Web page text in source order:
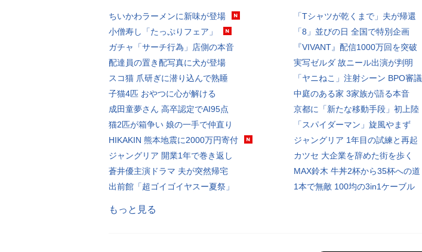
ちいかわラーメンに新味が登場
小僧寿し「たっぷりフェア」
ガチャ「サーチ行為」店側の本音
配達員の置き配写真に犬が登場
スコ猫 爪研ぎに潜り込んで熟睡
子猫4匹 おやつに心が解ける
成田童夢さん 高卒認定でAI95点
猫2匹が箱争い 娘の一手で仲直り
HIKAKIN 熊本地震に2000万円寄付
ジャングリア 開業1年で巻き返し
蒼井優主演ドラマ 夫が突然帰宅
出前館「超ゴイゴイヤスー夏祭」
「Tシャツが乾くまで」夫が帰還
「8」並びの日 全国で特別企画
『VIVANT』配信1000万回を突破
実写ゼルダ 故ニール出演が判明
「ヤニねこ」注射シーン BPO審議
中庭のある家 3家族が語る本音
京都に「新たな移動手段」初上陸
「スパイダーマン」旋風やまず
ジャングリア 1年目の試練と再起
カツセ 大企業を辞めた街を歩く
MAX鈴木 牛丼2杯から35杯への道
1本で無敵 100均の3in1ケーブル
もっと見る